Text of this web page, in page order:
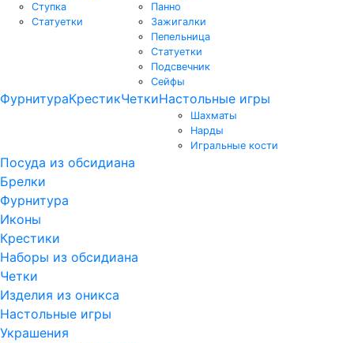
Ступка
Статуетки
Панно
Зажигалки
Пепельница
Статуетки
Подсвечник
Сейфы
ФурнитураКрестикЧеткиНастольные игры
Шахматы
Нарды
Игральные кости
Посуда из обсидиана
Брелки
Фурнитура
Иконы
Крестики
Наборы из обсидиана
Четки
Изделия из оникса
Настольные игры
Украшения